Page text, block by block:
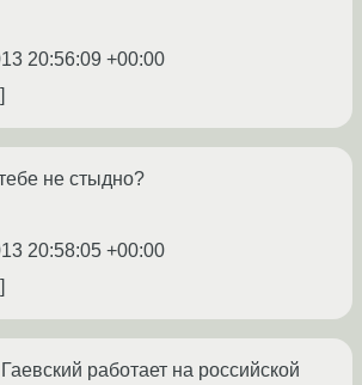
20:56:09 +00:00
не стыдно?
20:58:05 +00:00
работает на российской